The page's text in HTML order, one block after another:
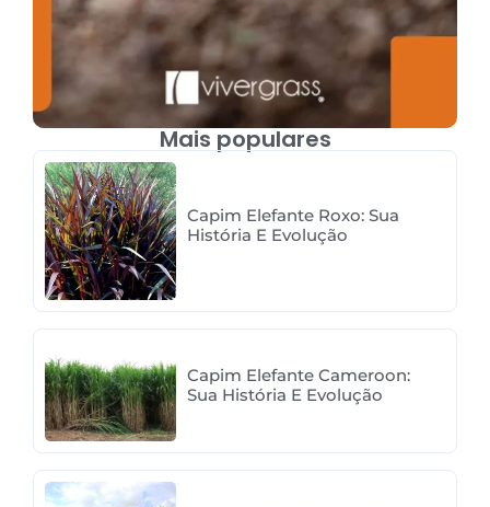
Mais populares
Capim Elefante Roxo: Sua
História E Evolução
Capim Elefante Cameroon:
Sua História E Evolução